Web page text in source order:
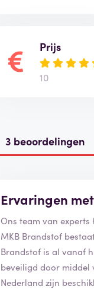
Prijs
10
3 beoordelingen
Ervaringen
Ons team van
MKB Brandstof
Brandstof is al vanaf
beveiligd door middel
Nederland zijn